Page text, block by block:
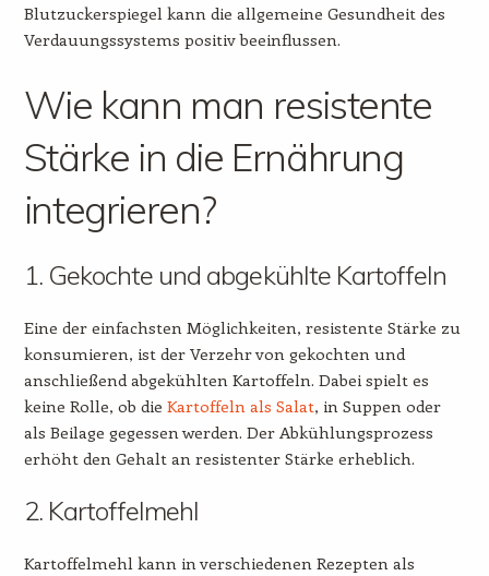
Blutzuckerspiegel kann die allgemeine Gesundheit des
Verdauungssystems positiv beeinflussen.
Wie kann man resistente
Stärke in die Ernährung
integrieren?
1. Gekochte und abgekühlte Kartoffeln
Eine der einfachsten Möglichkeiten, resistente Stärke zu
konsumieren, ist der Verzehr von gekochten und
anschließend abgekühlten Kartoffeln. Dabei spielt es
keine Rolle, ob die Kartoffeln als Salat, in Suppen oder
als Beilage gegessen werden. Der Abkühlungsprozess
erhöht den Gehalt an resistenter Stärke erheblich.
2. Kartoffelmehl
Kartoffelmehl kann in verschiedenen Rezepten als